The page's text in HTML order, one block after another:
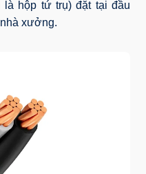
hộp tứ trụ) đặt tại đầu
xưởng.